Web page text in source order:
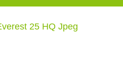
25 HQ Jpeg